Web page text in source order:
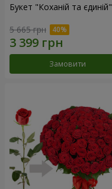
Букет "Коханій та єдиній"
5 665 грн
Замовити